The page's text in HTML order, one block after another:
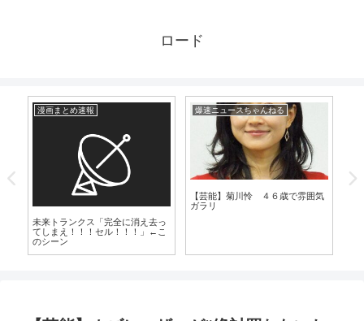
ロード
漫画まとめ速報
未来トランクス「完全に消え去っ
てしまえ！！！セル！！！」←こ
のシーン
爆速ニュースちゃんねる
【芸能】菊川怜 ４６歳で雰囲気
ガラリ